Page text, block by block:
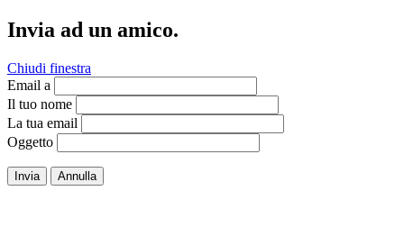
Invia ad un amico.
Chiudi finestra
Email a
Il tuo nome
La tua email
Oggetto
Invia Annulla